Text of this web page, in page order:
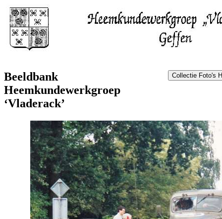
Beeldbank
Heemkundewerkgroep
‘Vladerack’